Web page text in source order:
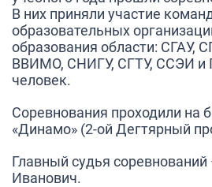
В них приняли участие
образовательных
образования области: СГАУ,
ВВИМО, СНИГУ, СГТУ, ССЭИ и
человек.
Соревнования проходили на
«Динамо» (2-ой Дегтярный
Главный судья
Иванович.